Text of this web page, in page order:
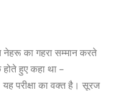
का गहरा सम्मान करते
हुए कहा था –
परीक्षा का वक्त है। सूरज